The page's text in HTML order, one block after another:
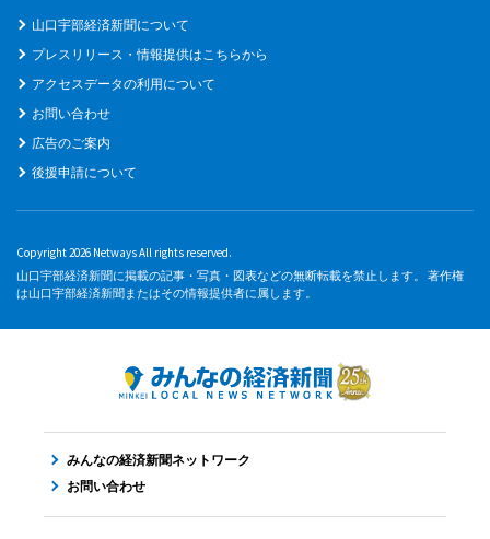
山口宇部経済新聞について
プレスリリース・情報提供はこちらから
アクセスデータの利用について
お問い合わせ
広告のご案内
後援申請について
Copyright 2026 Netways All rights reserved.
山口宇部経済新聞に掲載の記事・写真・図表などの無断転載を禁止します。 著作権
は山口宇部経済新聞またはその情報提供者に属します。
みんなの経済新聞ネットワーク
お問い合わせ